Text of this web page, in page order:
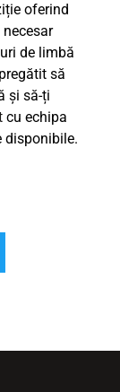
oferind
de limbă
să
și să-ți
cu echipa
disponibile.